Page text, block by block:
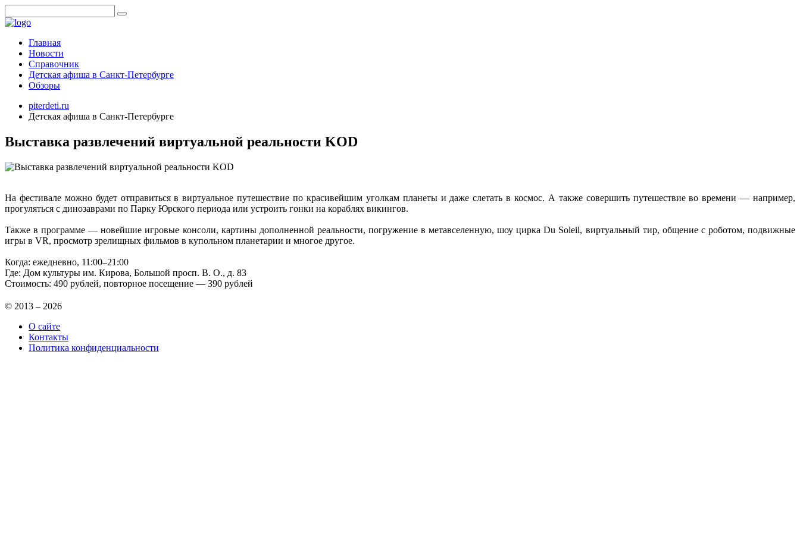
Главная
Новости
Справочник
Детская афиша в Санкт-Петербурге
Обзоры
piterdeti.ru
Детская афиша в Санкт-Петербурге
Выставка развлечений виртуальной реальности KOD
На фестивале можно будет отправиться в виртуальное путешествие по красивейшим уголкам планеты и даже слетать в космос. А также совершить путешествие во времени — например,
прогуляться с динозаврами по Парку Юрского периода или устроить гонки на кораблях викингов.
Также в программе — новейшие игровые консоли, картины дополненной реальности, погружение в метавселенную, шоу цирка Du Soleil, виртуальный тир, общение с роботом, подвижные
игры в VR, просмотр зрелищных фильмов в купольном планетарии и многое другое.
Когда: ежедневно, 11:00–21:00
Где: Дом культуры им. Кирова, Большой просп. В. О., д. 83
Стоимость: 490 рублей, повторное посещение — 390 рублей
© 2013 – 2026
О сайте
Контакты
Политика конфиденциальности